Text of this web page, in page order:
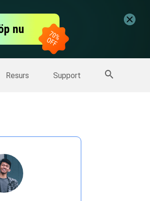
nu
Resurs Support
Fler produkter